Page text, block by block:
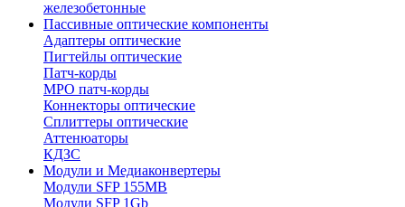
железобетонные
Пассивные оптические компоненты
Адаптеры оптические
Пигтейлы оптические
Патч-корды
MPO патч-корды
Коннекторы оптические
Сплиттеры оптические
Аттенюаторы
КДЗС
Модули и Медиаконвертеры
Модули SFP 155MB
Модули SFP 1Gb